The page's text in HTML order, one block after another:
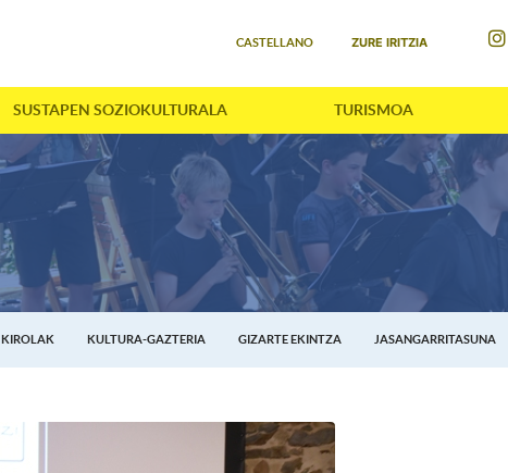
CASTELLANO ZURE IRITZIA
SUSTAPEN SOZIOKULTURALA TURISMOA
KIROLAK KULTURA-GAZTERIA GIZARTE EKINTZA JASANGARRITASUNA